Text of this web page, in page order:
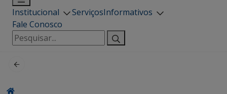
Institucional ServiçosInformativos
Fale Conosco
Pesquisar
por: